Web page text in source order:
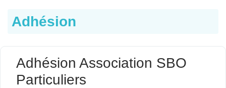
Adhésion
Adhésion Association SBO
Particuliers